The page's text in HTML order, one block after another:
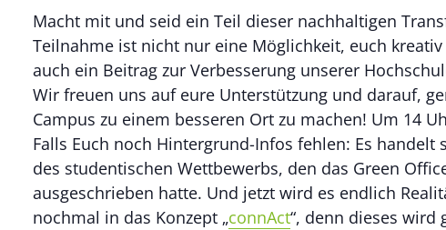
Macht mit und seid ein Teil dieser nachhaltigen
Teilnahme ist nicht nur eine Möglichkeit, euch
auch ein Beitrag zur Verbesserung unserer
Wir freuen uns auf eure Unterstützung und darauf,
Campus zu einem besseren Ort zu machen! Um 14
Falls Euch noch Hintergrund-Infos fehlen: Es handelt
des studentischen Wettbewerbs, den das Green
ausgeschrieben hatte. Und jetzt wird es endlich
nochmal in das Konzept „connAct“, denn dieses wird